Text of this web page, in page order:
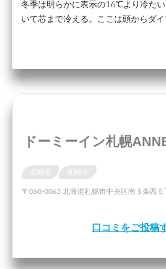
冬季は明らかに表示の16℃より冷た
いて芯まで冷える。ここは頭からダイ
ドーミーイン札幌
〒060-0063 北海道札幌市中央区南３条西６
口コミをご投稿